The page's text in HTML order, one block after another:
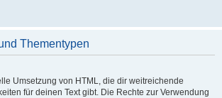
Thementypen
Umsetzung von HTML, die dir weitreichende
für deinen Text gibt. Die Rechte zur Verwendung